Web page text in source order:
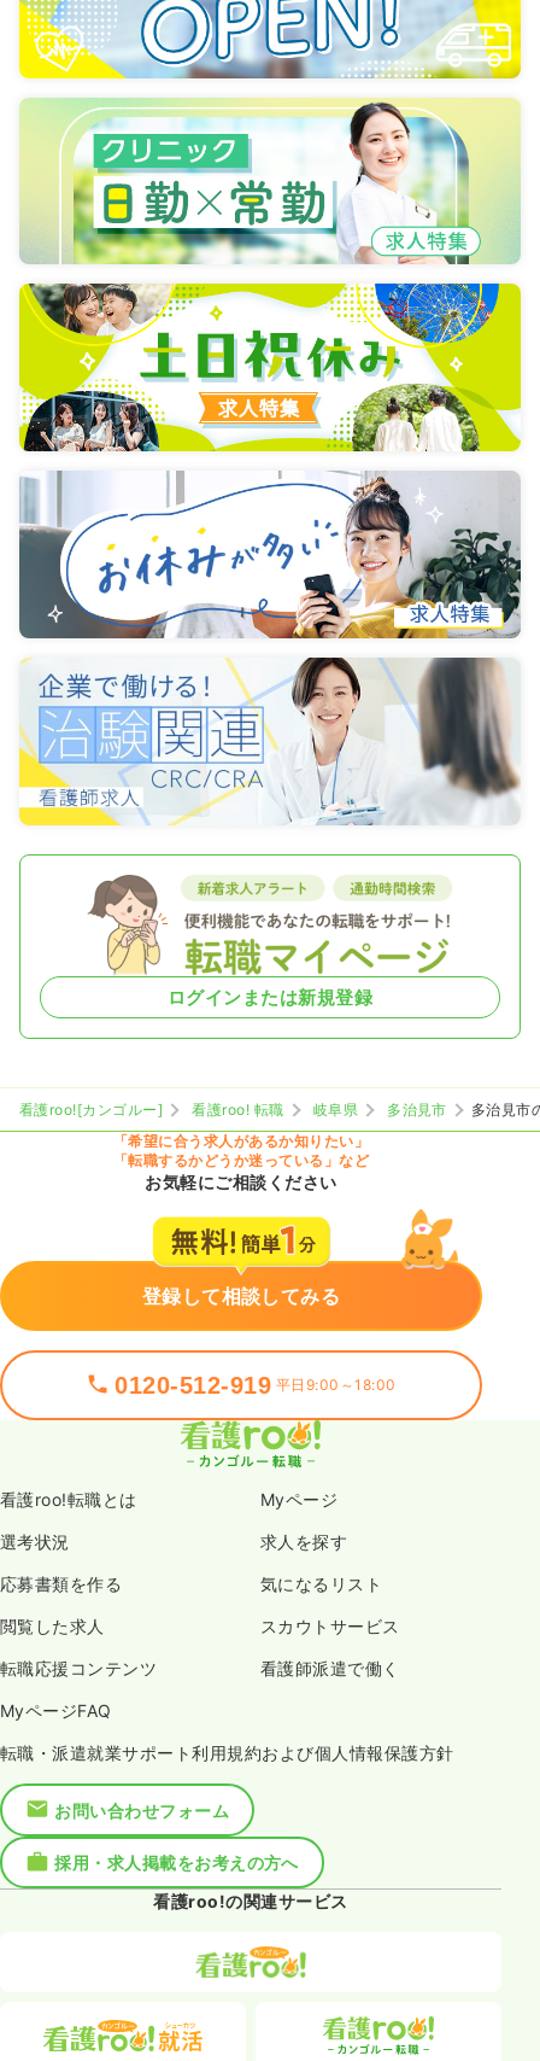
ログインまたは新規登録
看護roo![カンゴルー] 看護roo! 転職 岐阜県 多治見市
多治見市
「希望に合う求人があるか知りたい」
「転職するかどうか迷っている」など
お気軽にご相談ください
登録して相談してみる
0120-512-919 平日9:00～18:00
看護roo!転職とは Myページ
選考状況 求人を探す
応募書類を作る 気になるリスト
閲覧した求人 スカウトサービス
転職応援コンテンツ 看護師派遣で働く
MyページFAQ
転職・派遣就業サポート利用規約および個人情報保護方針
お問い合わせフォーム
採用・求人掲載をお考えの方へ
看護roo!の関連サービス